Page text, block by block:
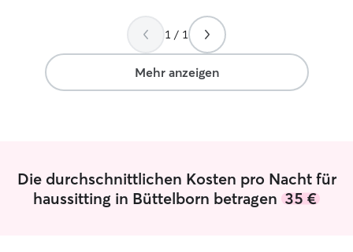
Charaktere und Größen übernommen.
Zusätzlich habe ich Haustiere von
Nachbarn, Freunden und
Familienmitgliedern betreut. Zu meinen
Aufgaben gehörten Spaziergänge,
Haustierbetreuung nehmen.
Spaziergänge, Fütterungen und Besuche
2022 in mein
EKH Brüder,
mehr vom
1 / 1
Mehr anzeigen
Die durchschnittlichen Kosten pro Nacht für
haussitting in Büttelborn betragen 35 €